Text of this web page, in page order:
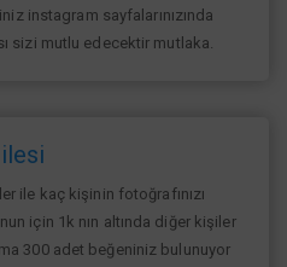
instagram sayfalarınızında
sizi mutlu edecektir mutlaka.
ile kaç kişinin fotoğrafınızı
için 1k nın altında diğer kişiler
300 adet beğeniniz bulunuyor